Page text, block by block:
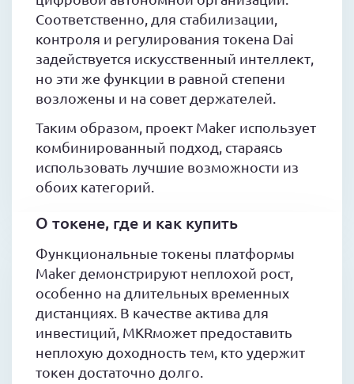
Соответственно, для стабилизации,
контроля и регулирования токена Dai
задействуется искусственный интеллект,
но эти же функции в равной степени
возложены и на совет держателей.
Таким образом, проект Maker использует
комбинированный подход, стараясь
использовать лучшие возможности из
обоих категорий.
О токене, где и как купить
Функциональные токены платформы
Maker демонстрируют неплохой рост,
особенно на длительных временных
дистанциях. В качестве актива для
инвестиций, MKRможет предоставить
неплохую доходность тем, кто удержит
токен достаточно долго.